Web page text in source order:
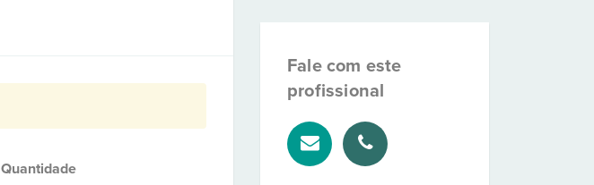
Quantidade
Fale com este
profissional